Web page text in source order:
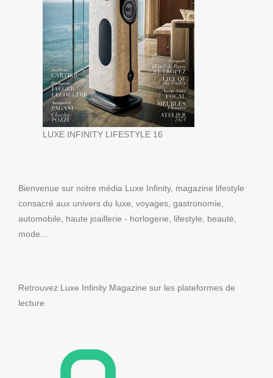
LUXE INFINITY LIFESTYLE 16
Bienvenue sur notre média Luxe Infinity, magazine lifestyle
consacré aux univers du luxe, voyages, gastronomie,
automobile, haute joaillerie - horlogerie, lifestyle, beauté,
mode...
Retrouvez Luxe Infinity Magazine sur les plateformes de
lecture